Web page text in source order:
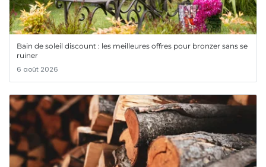
Bain de soleil discount : les meilleures offres pour bronzer sans se
ruiner
6 août 2026